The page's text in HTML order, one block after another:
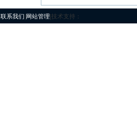
联系我们 网站管理 |技术支持：